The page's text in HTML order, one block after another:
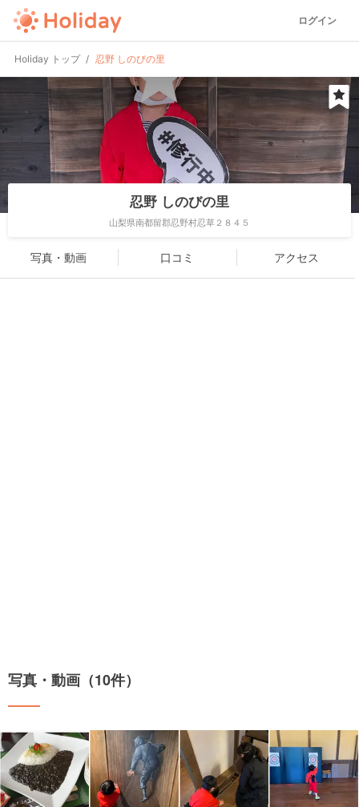
ログイン
Holiday トップ 忍野 しのびの里
忍野 しのびの里
山梨県南都留郡忍野村忍草２８４５
写真・動画 口コミ アクセス
写真・動画（10件）